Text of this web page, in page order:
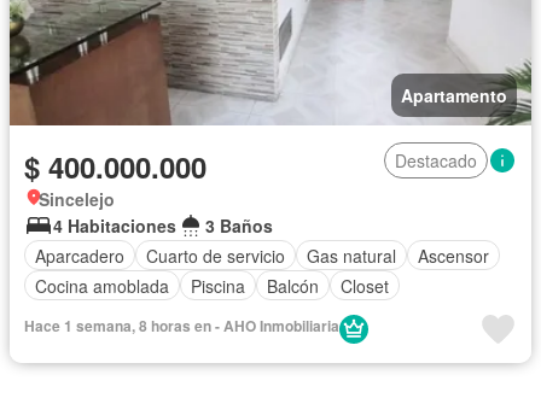
Apartamento
$ 400.000.000
Destacado
Sincelejo
4 Habitaciones
3 Baños
Aparcadero
Cuarto de servicio Gas natural
Ascensor
Cocina amoblada
Piscina Balcón Closet
Hace 1 semana, 8 horas en - AHO Inmobiliaria